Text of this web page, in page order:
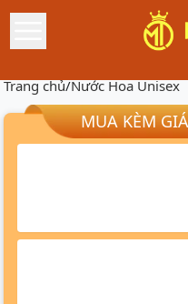
Trang chủ/Nước Hoa Unisex
MUA KÈM